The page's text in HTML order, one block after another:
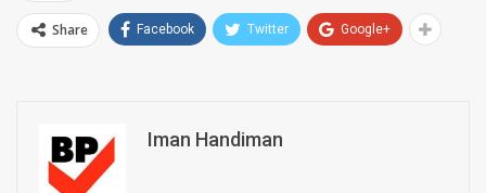
Share Facebook Twitter Google+
Iman Handiman